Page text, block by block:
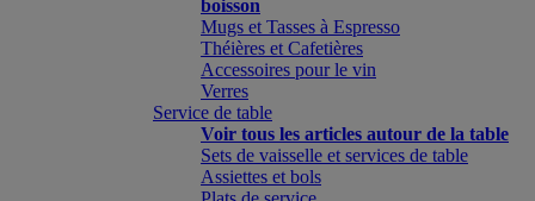
boisson
Mugs et Tasses à Espresso
Théières et Cafetières
Accessoires pour le vin
Verres
Service de table
Voir tous les articles autour de la table
Sets de vaisselle et services de table
Assiettes et bols